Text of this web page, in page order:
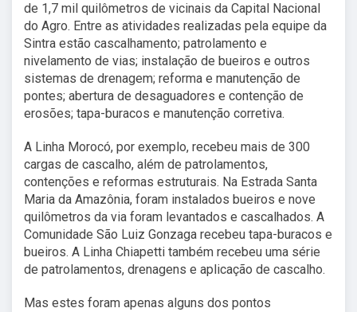
de 1,7 mil quilômetros de vicinais da Capital Nacional
do Agro. Entre as atividades realizadas pela equipe da
Sintra estão cascalhamento; patrolamento e
nivelamento de vias; instalação de bueiros e outros
sistemas de drenagem; reforma e manutenção de
pontes; abertura de desaguadores e contenção de
erosões; tapa-buracos e manutenção corretiva.
A Linha Morocó, por exemplo, recebeu mais de 300
cargas de cascalho, além de patrolamentos,
contenções e reformas estruturais. Na Estrada Santa
Maria da Amazônia, foram instalados bueiros e nove
quilômetros da via foram levantados e cascalhados. A
Comunidade São Luiz Gonzaga recebeu tapa-buracos e
bueiros. A Linha Chiapetti também recebeu uma série
de patrolamentos, drenagens e aplicação de cascalho.
Mas estes foram apenas alguns dos pontos